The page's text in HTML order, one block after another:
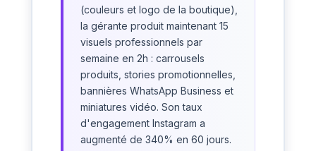
(couleurs et logo de la boutique),
la gérante produit maintenant 15
visuels professionnels par
semaine en 2h : carrousels
produits, stories promotionnelles,
bannières WhatsApp Business et
miniatures vidéo. Son taux
d'engagement Instagram a
augmenté de 340% en 60 jours.